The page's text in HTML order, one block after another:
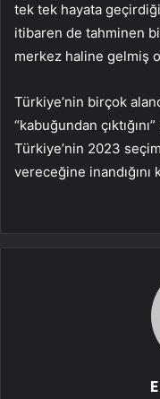
tek tek hayata
itibaren de tahminen
merkez haline gelmiş
Türkiye’nin birçok
“kabuğundan
Türkiye’nin 2023
vereceğine inandığını